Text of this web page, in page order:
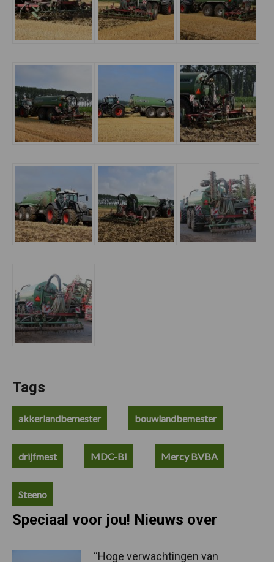
Tags
akkerlandbemester bouwlandbemester
drijfmest MDC-BI Mercy BVBA
Steeno
Speciaal voor jou! Nieuws over
“Hoge verwachtingen van